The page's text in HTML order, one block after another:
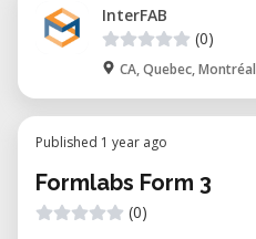
InterFAB
(0)
CA, Quebec, Montréal
Published 1 year ago
Formlabs Form 3
(0)